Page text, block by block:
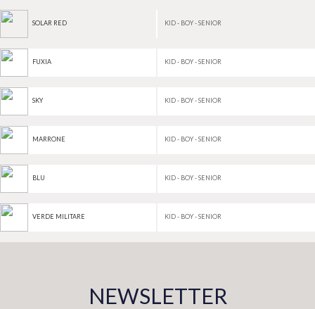
SOLAR RED KID - BOY - SENIOR
FUXIA KID - BOY - SENIOR
SKY KID - BOY - SENIOR
MARRONE KID - BOY - SENIOR
BLU KID - BOY - SENIOR
VERDE MILITARE KID - BOY - SENIOR
NEWSLETTER